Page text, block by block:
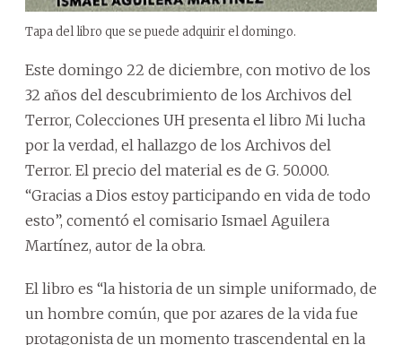
Tapa del libro que se puede adquirir el domingo.
Este domingo 22 de diciembre, con motivo de los
32 años del descubrimiento de los Archivos del
Terror, Colecciones UH presenta el libro Mi lucha
por la verdad, el hallazgo de los Archivos del
Terror. El precio del material es de G. 50.000.
“Gracias a Dios estoy participando en vida de todo
esto”, comentó el comisario Ismael Aguilera
Martínez, autor de la obra.
El libro es “la historia de un simple uniformado, de
un hombre común, que por azares de la vida fue
protagonista de un momento trascendental en la